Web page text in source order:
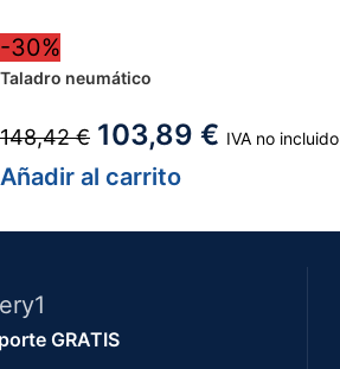
-30%
Taladro neumático
148,42€ 103,89 € IVA no incluido
Añadir al carrito
GRATIS